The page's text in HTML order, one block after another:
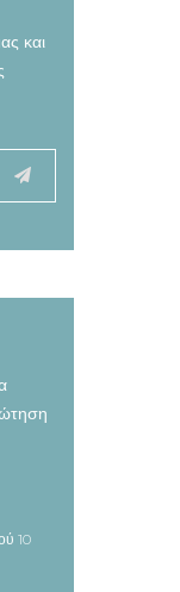
και
10